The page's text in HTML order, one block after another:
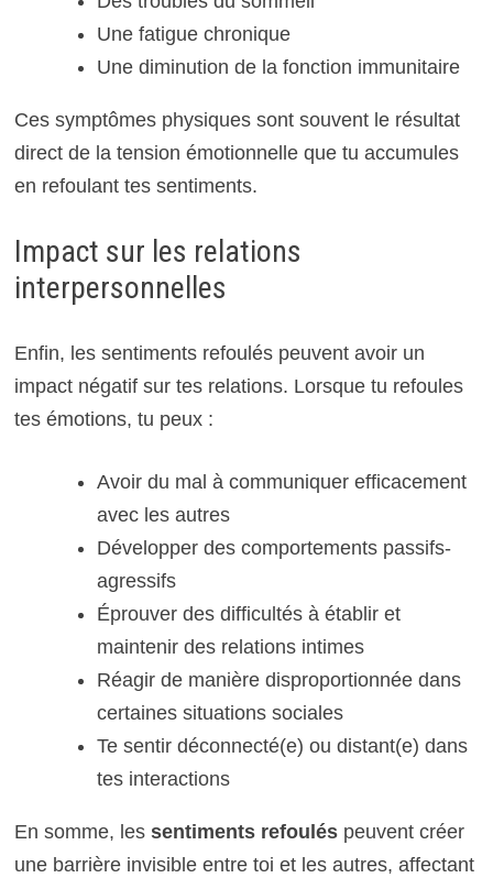
Une fatigue chronique
Une diminution de la fonction immunitaire
Ces symptômes physiques sont souvent le résultat
direct de la tension émotionnelle que tu accumules
en refoulant tes sentiments.
Impact sur les relations
interpersonnelles
Enfin, les sentiments refoulés peuvent avoir un
impact négatif sur tes relations. Lorsque tu refoules
tes émotions, tu peux :
Avoir du mal à communiquer efficacement
avec les autres
Développer des comportements passifs-
agressifs
Éprouver des difficultés à établir et
maintenir des relations intimes
Réagir de manière disproportionnée dans
certaines situations sociales
Te sentir déconnecté(e) ou distant(e) dans
tes interactions
En somme, les sentiments refouléspeuvent créer
une barrière invisible entre toi et les autres, affectant